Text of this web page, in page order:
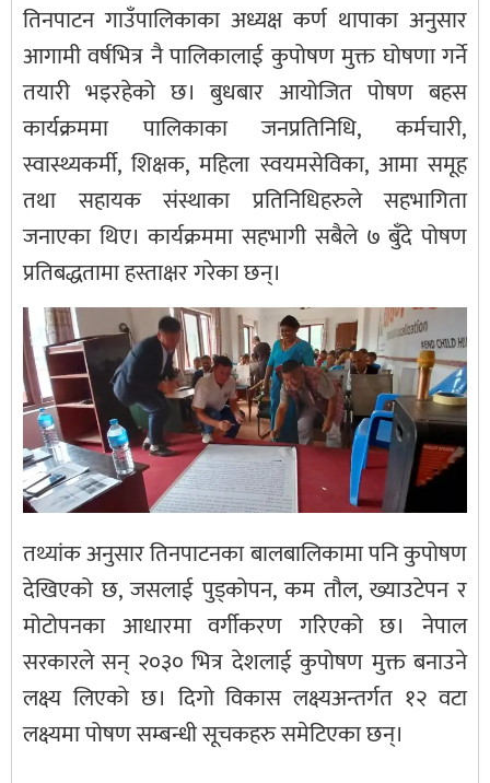
तिनपाटन गाउँपालिकाका अध्यक्ष कर्ण थापाका अनुसार
आगामी वर्षभित्र नै पालिकालाई कुपोषण मुक्त घोषणा गर्ने
तयारी भइरहेको छ। बुधबार आयोजित पोषण बहस
कार्यक्रममा पालिकाका जनप्रतिनिधि, कर्मचारी,
स्वास्थ्यकर्मी, शिक्षक, महिला स्वयमसेविका, आमा समूह
तथा सहायक संस्थाका प्रतिनिधिहरुले सहभागिता
जनाएका थिए। कार्यक्रममा सहभागी सबैले ७ बुँदे पोषण
प्रतिबद्धतामा हस्ताक्षर गरेका छन्।
तथ्यांक अनुसार तिनपाटनका बालबालिकामा पनि कुपोषण
देखिएको छ, जसलाई पुड्कोपन, कम तौल, ख्याउटेपन र
मोटोपनका आधारमा वर्गीकरण गरिएको छ। नेपाल
सरकारले सन् २०३० भित्र देशलाई कुपोषण मुक्त बनाउने
लक्ष्य लिएको छ। दिगो विकास लक्ष्यअन्तर्गत १२ वटा
लक्ष्यमा पोषण सम्बन्धी सूचकहरु समेटिएका छन्।